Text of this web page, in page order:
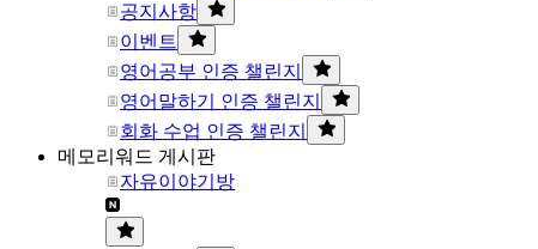
공지사항
이벤트
영어공부 인증 챌린지
영어말하기 인증 챌린지
회화 수업 인증 챌린지
메모리워드 게시판
자유이야기방